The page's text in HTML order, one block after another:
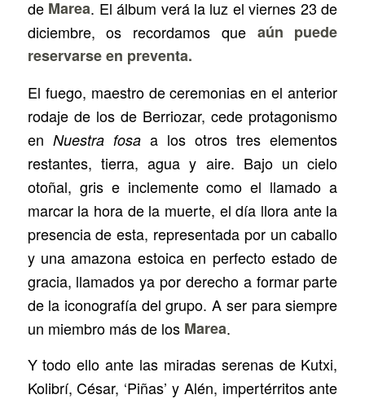
de Marea. El álbum verá la luz el viernes 23 de
diciembre, os recordamos que aún puede
reservarse en preventa.
El fuego, maestro de ceremonias en el anterior
rodaje de los de Berriozar, cede protagonismo
en Nuestra fosaa los otros tres elementos
restantes, tierra, agua y aire. Bajo un cielo
otoñal, gris e inclemente como el llamado a
marcar la hora de la muerte, el día llora ante la
presencia de esta, representada por un caballo
y una amazona estoica en perfecto estado de
gracia, llamados ya por derecho a formar parte
de la iconografía del grupo. A ser para siempre
un miembro más de los Marea.
Y todo ello ante las miradas serenas de Kutxi,
Kolibrí, César, ‘Piñas’ y Alén, impertérritos ante